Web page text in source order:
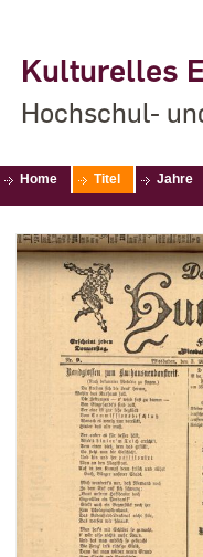
Kulturelles
Hochschul-
Home Titel Jahre